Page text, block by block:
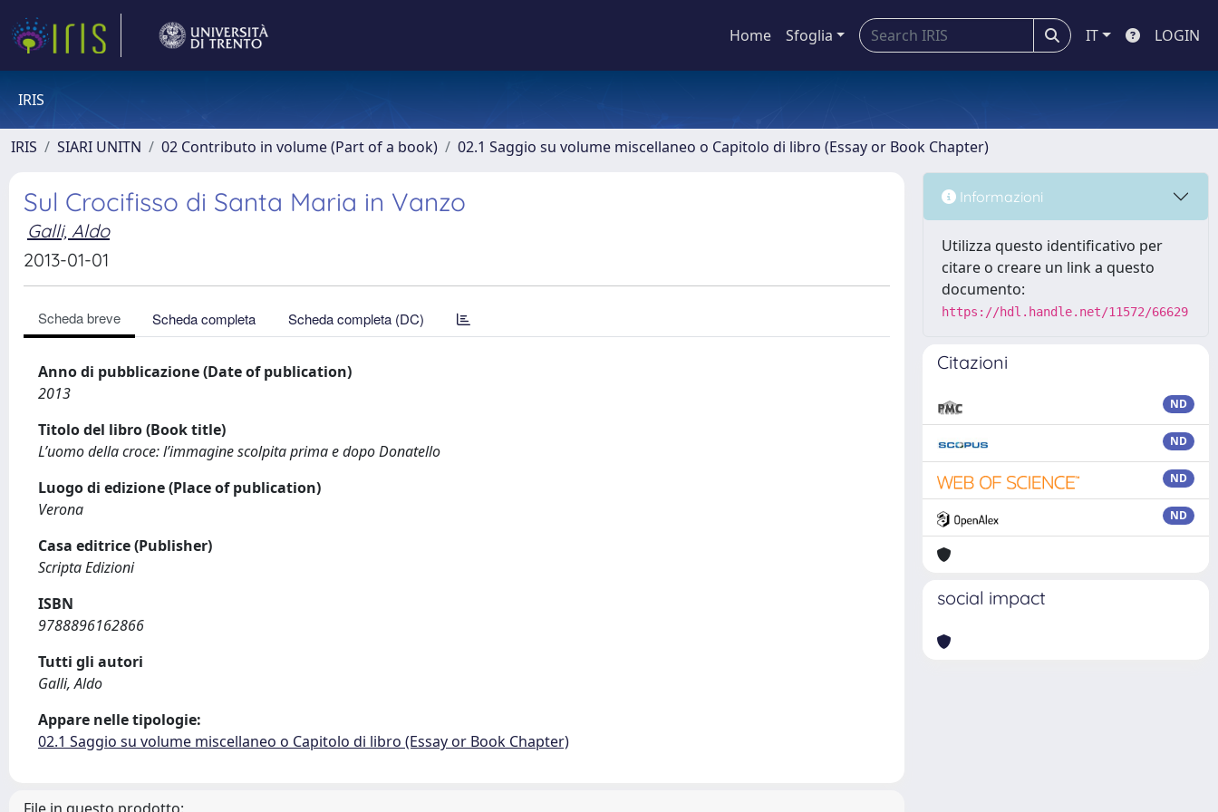
Home Sfoglia IT LOGIN
IRIS
IRIS SIARI UNITN 02 Contributo in volume (Part of a book) 02.1 Saggio su volume miscellaneo o Capitolo di libro (Essay or Book Chapter)
Sul Crocifisso di Santa Maria in Vanzo
Galli, Aldo
2013-01-01
Scheda breve Scheda completa Scheda completa (DC)
Anno di pubblicazione (Date of publication)
2013
Titolo del libro (Book title)
L’uomo della croce: l’immagine scolpita prima e dopo Donatello
Luogo di edizione (Place of publication)
Verona
Casa editrice (Publisher)
Scripta Edizioni
ISBN
9788896162866
Tutti gli autori
Galli, Aldo
Appare nelle tipologie:
02.1 Saggio su volume miscellaneo o Capitolo di libro (Essay or Book Chapter)
Informazioni
Utilizza questo identificativo per
citare o creare un link a questo
documento:
https://hdl.handle.net/11572/66629
Citazioni
ND
ND
ND
ND
social impact